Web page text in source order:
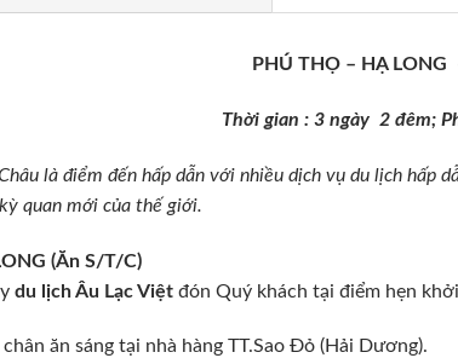
PHÚ THỌ – HẠ LONG
Thời gian : 3 ngày 2 đêm;
là điểm đến hấp dẫn với nhiều dịch vụ du lịch hấp
quan mới của thế giới.
(Ăn S/T/C)
du lịch Âu Lạc Việt đón Quý khách tại điểm hẹn
ăn sáng tại nhà hàng TT.Sao Đỏ (Hải Dương).